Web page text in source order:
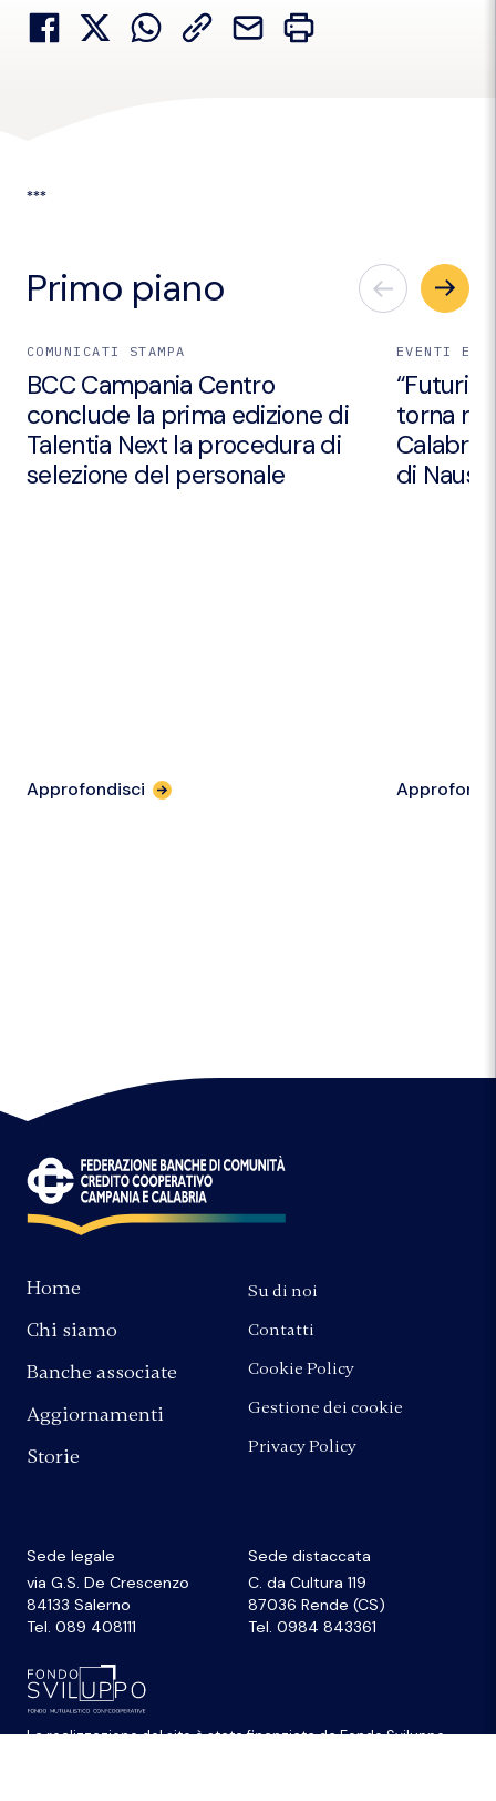
***
Primo piano
COMUNICATI STAMPA
BCC Campania Centro
conclude la prima edizione di
Talentia Next la procedura di
selezione del personale
Approfondisci
EVENTI E
“Futuri
torna
Calabria
di
La realizzazione del sitoè stata finanziata daFondo Sviluppo
Sede legale
via G.S. De Crescenzo
84133 Salerno
Tel. 089 408111
Sede distaccata
C. da Cultura 119
87036 Rende (CS)
Tel. 0984 843361
Home
Chi siamo
Banche associate
Aggiornamenti
Storie
Su di noi
Contatti
Cookie Policy
Gestione dei cookie
Privacy Policy